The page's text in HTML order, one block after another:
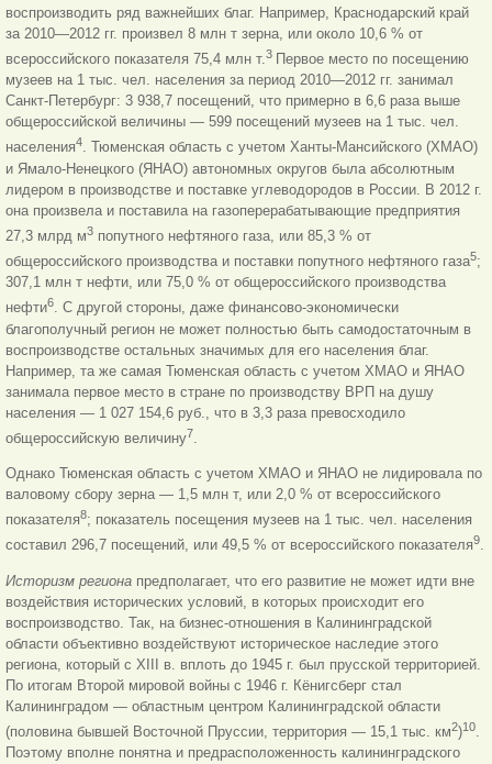
воспроизводить ряд важнейших благ. Например, Краснодарский край
за 2010—2012 гг. произвел 8 млн т зерна, или около 10,6 % от
всероссийского показателя 75,4 млн т.3 Первое место по посещению
музеев на 1 тыс. чел. населения за период 2010—2012 гг. занимал
Санкт-Петербург: 3 938,7 посещений, что примерно в 6,6 раза выше
общероссийской величины — 599 посещений музеев на 1 тыс. чел.
населения4. Тюменская область с учетом Ханты-Мансийского (ХМАО)
и Ямало-Ненецкого (ЯНАО) автономных округов была абсолютным
лидером в производстве и поставке углеводородов в России. В 2012 г.
она произвела и поставила на газоперерабатывающие предприятия
27,3 млрд м3 попутного нефтяного газа, или 85,3 % от
общероссийского производства и поставки попутного нефтяного газа5;
307,1 млн т нефти, или 75,0 % от общероссийского производства
нефти6. С другой стороны, даже финансово-экономически
благополучный регион не может полностью быть самодостаточным в
воспроизводстве остальных значимых для его населения благ.
Например, та же самая Тюменская область с учетом ХМАО и ЯНАО
занимала первое место в стране по производству ВРП на душу
населения — 1 027 154,6 руб., что в 3,3 раза превосходило
общероссийскую величину7.
Однако Тюменская область с учетом ХМАО и ЯНАО не лидировала по
валовому сбору зерна — 1,5 млн т, или 2,0 % от всероссийского
показателя8; показатель посещения музеев на 1 тыс. чел. населения
составил 296,7 посещений, или 49,5 % от всероссийского показателя9.
Историзм региона предполагает, что его развитие не может идти вне
воздействия исторических условий, в которых происходит его
воспроизводство. Так, на бизнес-отношения в Калининградской
области объективно воздействуют историческое наследие этого
региона, который с XIII в. вплоть до 1945 г. был прусской территорией.
По итогам Второй мировой войны с 1946 г. Кёнигсберг стал
Калининградом — областным центром Калининградской области
(половина бывшей Восточной Пруссии, территория — 15,1 тыс. км2)10.
Поэтому вполне понятна и предрасположенность калининградского